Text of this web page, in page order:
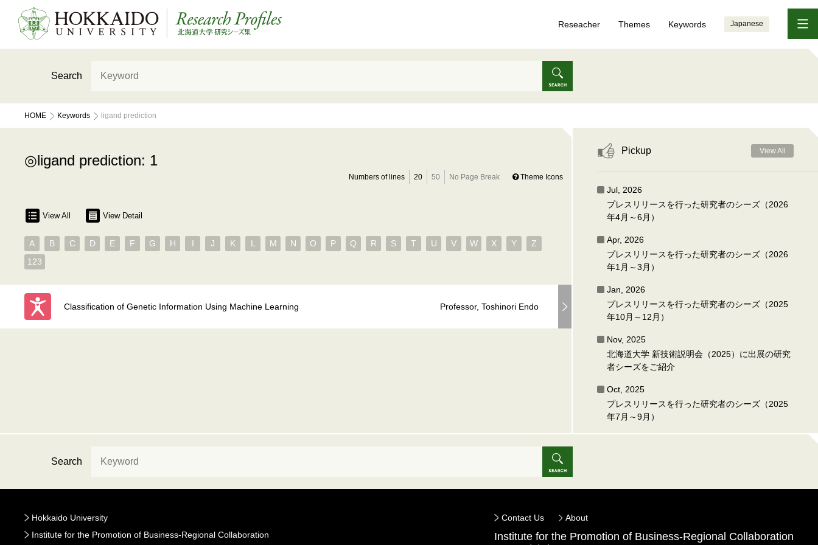
Reseacher Themes Keywords Japanese
Search
HOME Keywords ligand prediction
ligand prediction: 1
Numbers of lines 20 50 No Page Break Theme Icons
View All View Detail
A B C D E F G H I J K L M N O P Q R S T U V W X Y
Z
123
Classification of Genetic Information Using Machine Learning Professor, Toshinori Endo
Pickup View All
Jul, 2026
プレスリリースを行った研究者のシーズ（2026
年4月～6月）
Apr, 2026
プレスリリースを行った研究者のシーズ（2026
年1月～3月）
Jan, 2026
プレスリリースを行った研究者のシーズ（2025
年10月～12月）
Nov, 2025
北海道大学 新技術説明会（2025）に出展の研究
者シーズをご紹介
Oct, 2025
プレスリリースを行った研究者のシーズ（2025
年7月～9月）
Search
Hokkaido University
Institute for the Promotion of Business-Regional Collaboration
Contact Us About
Institute for the Promotion of Business-Regional Collaboration